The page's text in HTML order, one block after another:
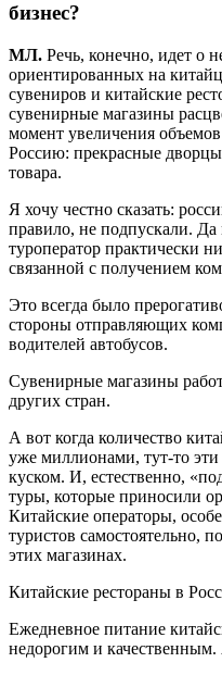
бизнес?
МЛ. Речь, конечно, идет о
ориентированных на
сувениров и китайские
сувенирные магазины
момент увеличения
Россию: прекрасные
товара.
Я хочу честно сказать:
правило, не подпускали.
туроператор практически
связанной с получением
Это всегда было
стороны отправляющих
водителей автобусов.
Сувенирные магазины
других стран.
А вот когда количество
уже миллионами, тут-то
куском. И, естественно,
туры, которые приносили
Китайские операторы,
туристов самостоятельно,
этих магазинах.
Китайские рестораны в
Ежедневное питание
недорогим и качественным.